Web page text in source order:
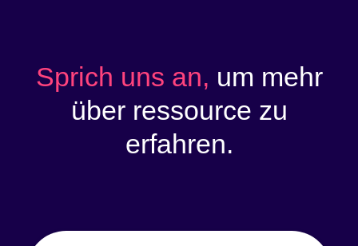
Sprich uns an, um mehr
über ressource zu
erfahren.